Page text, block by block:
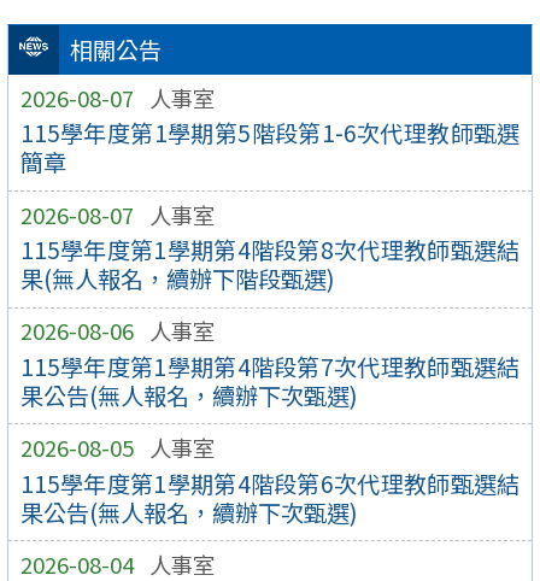
相關公告
2026-08-07 人事室
115學年度第1學期第5階段第1-6次代理教師甄選
簡章
2026-08-07 人事室
115學年度第1學期第4階段第8次代理教師甄選結
果(無人報名，續辦下階段甄選)
2026-08-06 人事室
115學年度第1學期第4階段第7次代理教師甄選結
果公告(無人報名，續辦下次甄選)
2026-08-05 人事室
115學年度第1學期第4階段第6次代理教師甄選結
果公告(無人報名，續辦下次甄選)
2026-08-04 人事室